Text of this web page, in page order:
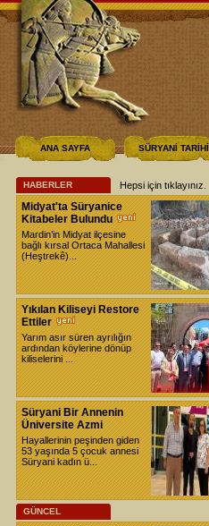
ANA SAYFA SÜRYANİ TARİHİ
HABERLER Hepsi için tıklayınız
Midyat'ta Süryanice
Kitabeler Bulundu
Mardin’in Midyat ilçesine
bağlı kırsal Ortaca Mahallesi
(Heştrekê)...
Yıkılan Kiliseyi Restore
Ettiler
Yarım asır süren ayrılığın
ardından köylerine dönüp
kiliselerini ...
Süryani Bir Annenin
Üniversite Azmi
Hayallerinin peşinden giden
53 yaşında 5 çocuk annesi
Süryani kadın ü...
GÜNCEL